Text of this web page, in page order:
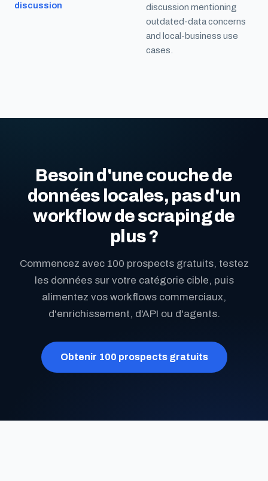
discussion
discussion mentioning
outdated-data concerns
and local-business use
cases.
Besoin d'une couche de
données locales, pas d'un
workflow de scraping de
plus ?
Commencez avec 100 prospects gratuits, testez
les données sur votre catégorie cible, puis
alimentez vos workflows commerciaux,
d'enrichissement, d'API ou d'agents.
Obtenir 100 prospects gratuits